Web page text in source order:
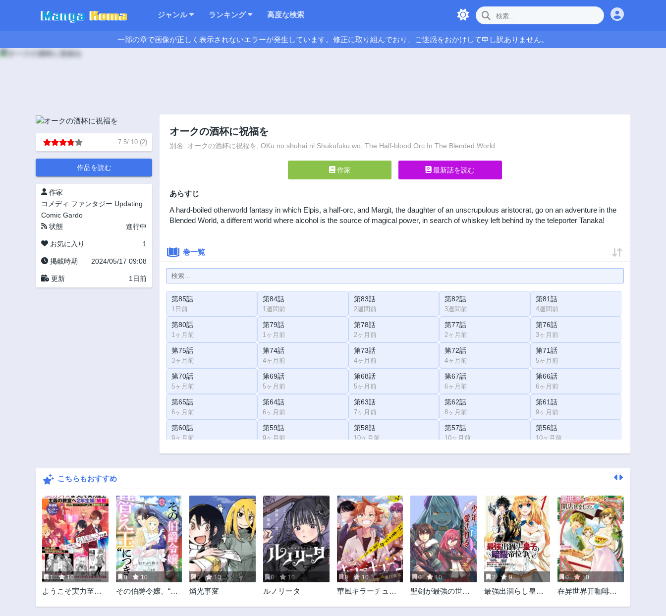
ジャンル ランキング 高度な検索
一部の章で画像が正しく表示されないエラーが発生しています。修正に取り組んでおり、ご迷惑をおかけして申し訳ありません。
7.5/ 10 (2)
作品を読む
作家
コメディ ファンタジー Updating
Comic Gardo
状態
進行中
お気に入り 1
掲載時期 2024/05/17 09:08
更新 1日前
オークの酒杯に祝福を
別名: オークの酒杯に祝福を, OKu no shuhai ni Shukufuku wo, The Half-blood Orc In The Blended World
作家 最新話を読む
あらすじ
A hard-boiled otherworld fantasy in which Elpis, a half-orc, and Margit, the daughter of an unscrupulous aristocrat, go on an adventure in the
Blended World, a different world where alcohol is the source of magical power, in search of whiskey left behind by the teleporter Tanaka!
巻一覧
第85話
1日前
第84話
1週間前
第83話
2週間前
第82話
3週間前
第81話
4週間前
第80話
1ヶ月前
第79話
1ヶ月前
第78話
2ヶ月前
第77話
2ヶ月前
第76話
3ヶ月前
第75話
3ヶ月前
第74話
4ヶ月前
第73話
4ヶ月前
第72話
4ヶ月前
第71話
5ヶ月前
第70話
5ヶ月前
第69話
5ヶ月前
第68話
5ヶ月前
第67話
6ヶ月前
第66話
6ヶ月前
第65話
6ヶ月前
第64話
6ヶ月前
第63話
7ヶ月前
第62話
8ヶ月前
第61話
9ヶ月前
第60話
9ヶ月前
第59話
9ヶ月前
第58話
10ヶ月前
第57話
10ヶ月前
第56話
10ヶ月前
第55話 第54話 第53話 第52話 第51話
第45話
1年前
第44話
1年前
第43話
1年前
第42話
1年前
第41話
1年前
第40話
1年前
第39話
1年前
第38話
1年前
第37話
1年前
第36話
1年前
第35話
1年前
第34話
1年前
第33話
1年前
第32話
1年前
第31話
2年前
第30話
2年前
第29話
2年前
第28話
2年前
第27話
2年前
第26話
2年前
第25話 第24話 第23話 第22話 第21話
こちらもおすすめ
1 10
ようこそ実力至上
0 10
その伯爵令嬢、“替
0 10
燐光事変
0 10
ルノリータ
0 10
華風キラーチュー
0 10
聖剣が最強の世界
2 9
最強出涸らし皇子
0 10
在异世界开咖啡厅